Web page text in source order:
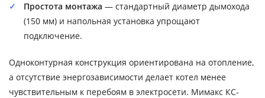
Простота монтажа — стандартный диаметр дымохода
(150 мм) и напольная установка упрощают
подключение.
Одноконтурная конструкция ориентирована на отопление,
а отсутствие энергозависимости делает котел менее
чувствительным к перебоям в электросети. Мимакс КС-